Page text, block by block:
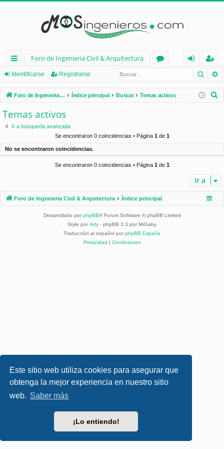
Este sitio web utiliza cookies para asegurar que
obtenga la mejor experiencia en nuestro sitio
web. Saber más
¡Lo entiendo!
nl
ac
es
rá
d
Foro de Ingenieria Civil & Arquitectura
os
nt
ifi
eg
ist
ra
Identificarse Registrarse
Foro de Ingenieria Civil & Arquitectura Índice principal Buscar Temas activos
Temas activos
Ir a búsqueda avanzada
Se encontraron 0 coincidencias • Página 1de 1
No se encontraron coincidencias.
Se encontraron 0 coincidencias • Página 1de 1
Ir a
Foro de Ingenieria Civil & Arquitectura Índice principal
Desarrollado por phpBB® Forum Software © phpBB Limited
Style por Arty - phpBB 3.3 por MrGaby
Traducción al español por phpBB España
Privacidad | Condiciones